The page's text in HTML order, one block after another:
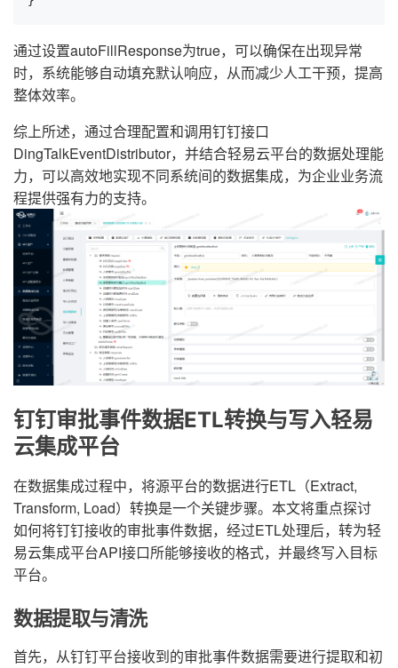
通过设置autoFillResponse为true，可以确保在出现异常
时，系统能够自动填充默认响应，从而减少人工干预，提高
整体效率。
综上所述，通过合理配置和调用钉钉接口
DingTalkEventDistributor，并结合轻易云平台的数据处理能
力，可以高效地实现不同系统间的数据集成，为企业业务流
程提供强有力的支持。
钉钉审批事件数据ETL转换与写入轻易
云集成平台
在数据集成过程中，将源平台的数据进行ETL（Extract,
Transform, Load）转换是一个关键步骤。本文将重点探讨
如何将钉钉接收的审批事件数据，经过ETL处理后，转为轻
易云集成平台API接口所能够接收的格式，并最终写入目标
平台。
数据提取与清洗
首先，从钉钉平台接收到的审批事件数据需要进行提取和初